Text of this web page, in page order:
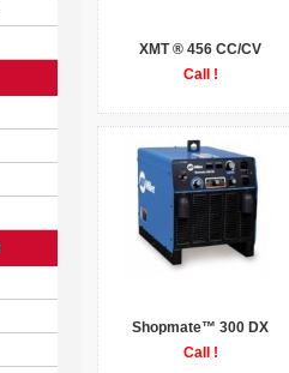
XMT ® 456 CC/CV
Call !
Shopmate™ 300 DX
Call !